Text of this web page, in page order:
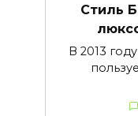
Стиль
В 2013